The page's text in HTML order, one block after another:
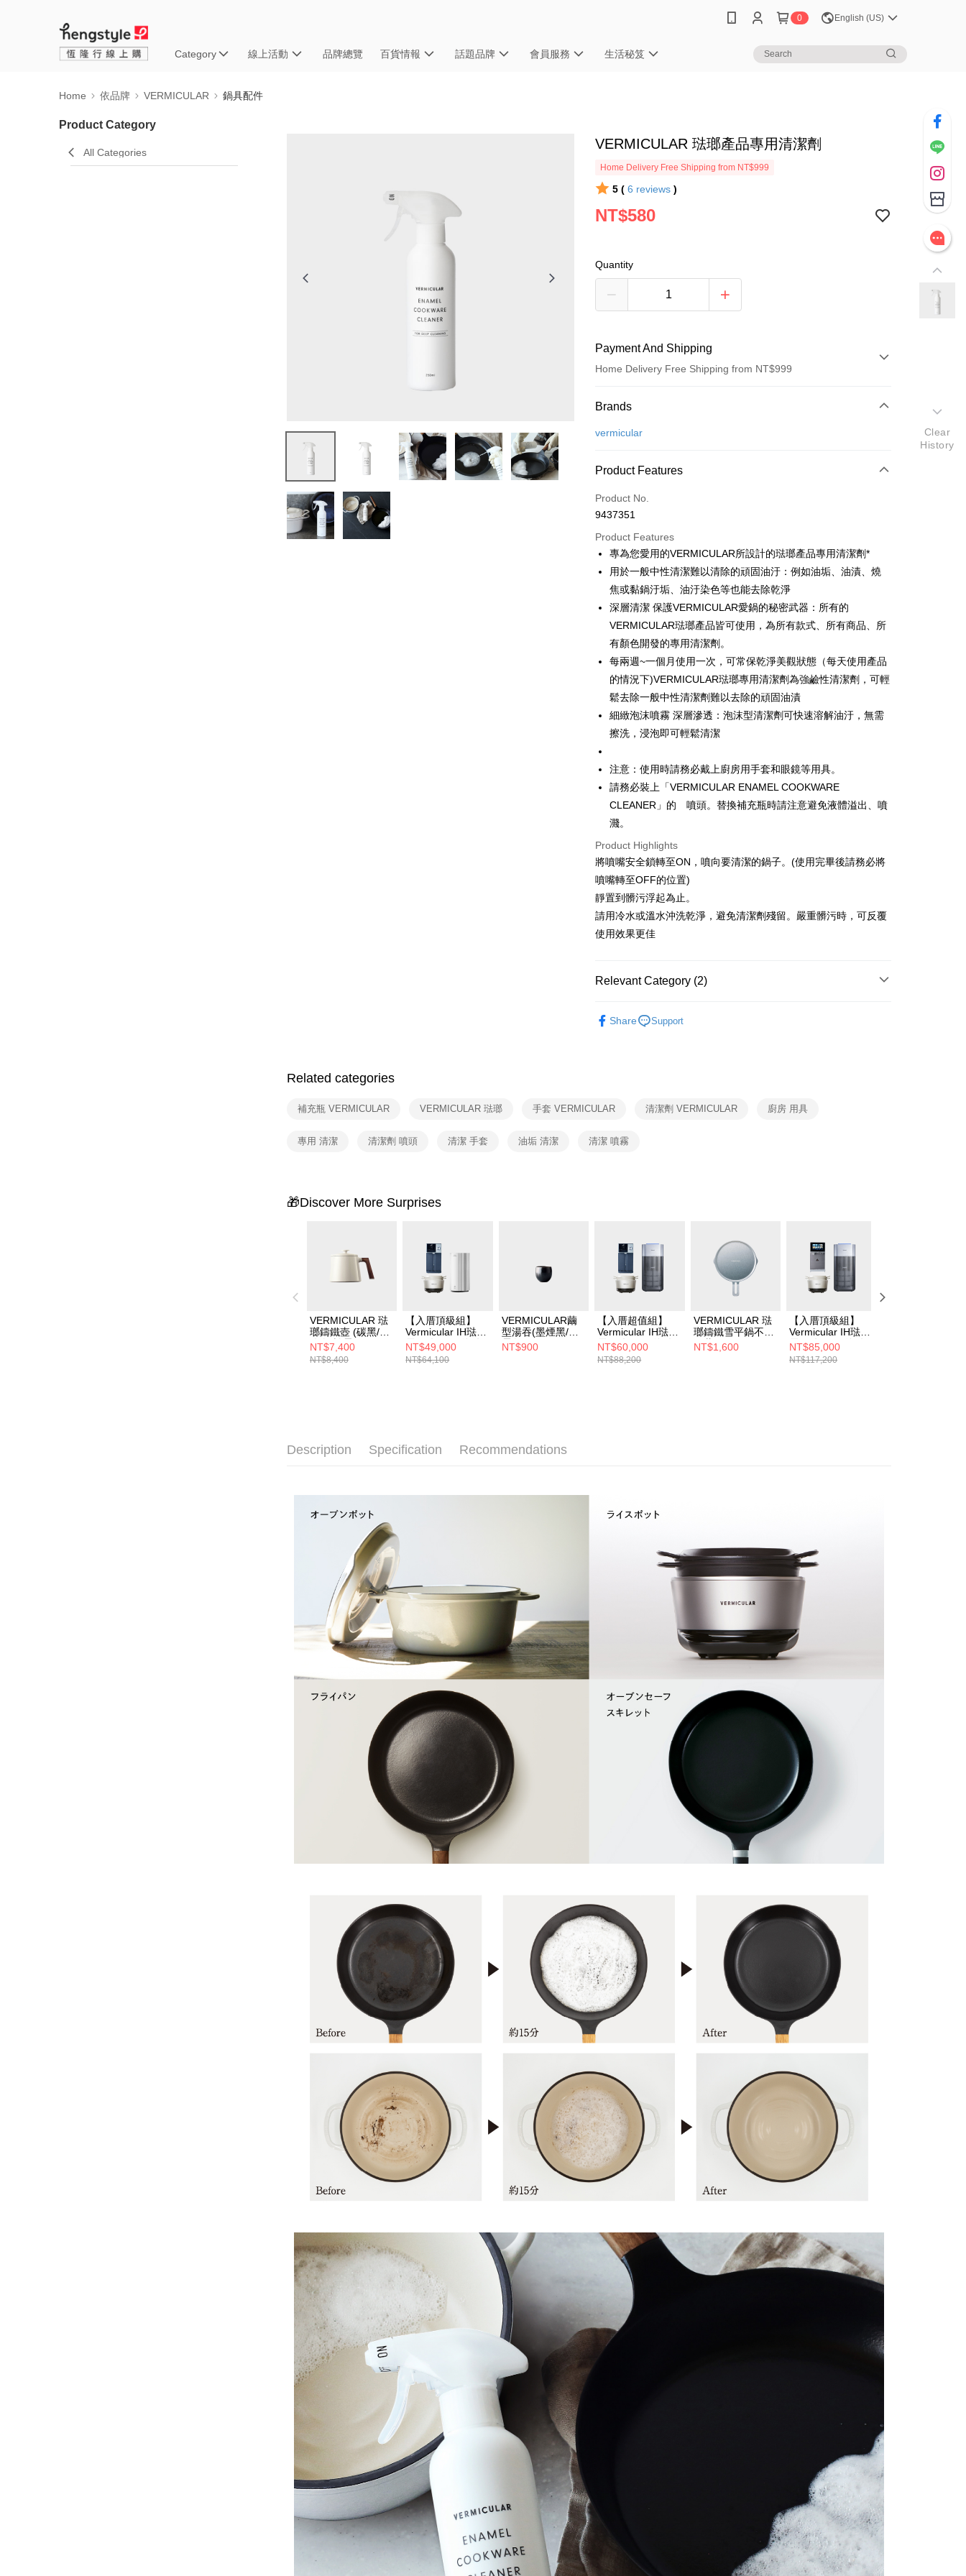
0 English (US)
Category 線上活動 品牌總覽 百貨情報 話題品牌 會員服務 生活秘笈
Home 依品牌 VERMICULAR 鍋具配件
Product Category
All Categories
VERMICULAR 琺瑯產品專用清潔劑
Home Delivery Free Shipping from NT$999
5 ( 6 reviews )
NT$580
Quantity
Payment And Shipping
Home Delivery Free Shipping from NT$999
Payment Method
Credit Card (Full Payment)
Taiwan Cooperative Bank
Hua Nan Commercial Bank
The Shanghai Commercial &
Savings Bank
Bank
Taiwan Business Bank
Taichung Commercial Bank
HSBC Bank (Taiwan) Limited
Hwatai Bank
Union Bank of Taiwan
Far Eastern International Bank
Yuanta Commercial Bank
Taishin International Bank
CTBC Bank
Taiwan Rakuten Card, Inc.
0% for 6 months
Hua Nan Commercial Bank
The Shanghai Commercial &
Savings Bank
Taipei Fubon Commercial Bank
Cathay United Bank
Mega International Commercial
Taiwan Business Bank
Taichung Commercial Bank
HSBC Bank (Taiwan) Limited
Hwatai Bank
Union Bank of Taiwan
Yuanta Commercial Bank
Bank SinoPac
E.SUN Commercial Bank
DBS Bank
Taiwan Rakuten Card, Inc.
LINE Pay
Apple Pay
JKOPAY
ATM Transfer
Shipping Method
宅配
NT$100/order | Free shipping on orders of NT$999 or more
付款後門市自取
Free shipping
Brands
vermicular
Product Features
Product No.
9437351
Product Features
專為您愛用的VERMICULAR所設計的琺瑯產品專用清潔劑*
用於一般中性清潔難以清除的頑固油汙：例如油垢、油漬、燒
焦或黏鍋汙垢、油汙染色等也能去除乾淨
深層清潔 保護VERMICULAR愛鍋的秘密武器：所有的
VERMICULAR琺瑯產品皆可使用，為所有款式、所有商品、所
有顏色開發的專用清潔劑。
每兩週~一個月使用一次，可常保乾淨美觀狀態（每天使用產品
的情況下)VERMICULAR琺瑯專用清潔劑為強鹼性清潔劑，可輕
鬆去除一般中性清潔劑難以去除的頑固油漬
細緻泡沫噴霧 深層滲透：泡沫型清潔劑可快速溶解油汙，無需
擦洗，浸泡即可輕鬆清潔
注意：使用時請務必戴上廚房用手套和眼鏡等用具。
請務必裝上「VERMICULAR ENAMEL COOKWARE
CLEANER」的 噴頭。替換補充瓶時請注意避免液體溢出、噴
濺。
Product Highlights
將噴嘴安全鎖轉至ON，噴向要清潔的鍋子。(使用完畢後請務必將
噴嘴轉至OFF的位置)
靜置到髒污浮起為止。
請用冷水或溫水沖洗乾淨，避免清潔劑殘留。嚴重髒污時，可反覆
使用效果更佳
Relevant Category (2)
Share Support
Related categories
補充瓶 VERMICULAR VERMICULAR 琺瑯 手套 VERMICULAR 清潔劑 VERMICULAR 廚房 用具
專用 清潔 清潔劑 噴頭 清潔 手套 油垢 清潔 清潔 噴霧
🎁Discover More Surprises
VERMICULAR 琺
瑯鑄鐵壺 (碳黑/海
鹽白/松露黑)
NT$7,400
NT$8,400
【入厝頂級組】
Vermicular IH琺瑯
電子鑄鐵鍋 (海鹽
白/松露黑/飛魚
銀)+OASIS 極沁冰
NT$49,000
NT$64,100
VERMICULAR繭
型湯吞(墨煙黑/薄
霞灰)
NT$900
【入厝超值組】
Vermicular IH琺瑯
電子鑄鐵鍋 (海鹽
白/松露黑/飛魚
銀)+OASIS 極沁冰
NT$60,000
NT$88,200
VERMICULAR 琺
瑯鑄鐵雪平鍋不銹
鋼蓋
(16CM/18CM/20C
NT$1,600
【入厝頂級組】
Vermicular IH琺瑯
電子鑄鐵鍋 (海鹽
白/松露黑/飛魚
銀)+OASIS COVA
NT$85,000
NT$117,200
Description Specification Recommendations
Clear
History